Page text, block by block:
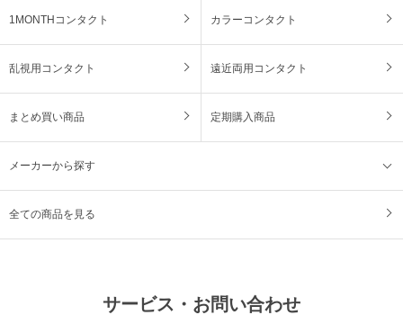
1MONTHコンタクト カラーコンタクト
乱視用コンタクト 遠近両用コンタクト
まとめ買い商品 定期購入商品
メーカーから探す
全ての商品を見る
サービス・お問い合わせ